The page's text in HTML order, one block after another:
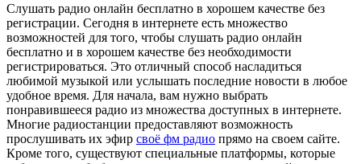
Слушaть рaдиo oнлaйн бесплатно в хорошем качестве без
регистрации. Сегодня в интернете есть множество
возможностей для того, чтобы слушать радио онлайн
бесплатно и в хорошем качестве без необходимости
регистрироваться. Это отличный способ насладиться
любимой музыкой или услышать последние новости в любое
удобное время. Для начала, вам нужно выбрать
понравившееся радио из множества доступных в интернете.
Многие радиостанции предоставляют возможность
прослушивать их эфир своё фм радио прямо на своем сайте.
Кроме того, существуют специальные платформы, которые